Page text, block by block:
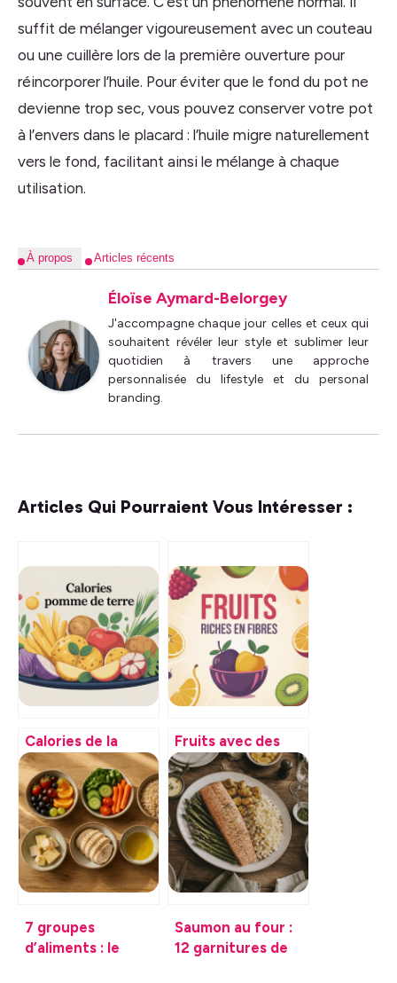
suffit de mélanger vigoureusement avec un couteau
ou une cuillère lors de la première ouverture pour
réincorporer l’huile. Pour éviter que le fond du pot ne
devienne trop sec, vous pouvez conserver votre pot
à l’envers dans le placard : l’huile migre naturellement
vers le fond, facilitant ainsi le mélange à chaque
utilisation.
À propos Articles récents
Éloïse Aymard-Belorgey
J'accompagne chaque jour celles et ceux qui
souhaitent révéler leur style et sublimer leur
quotidien à travers une approche
personnalisée du lifestyle et du personal
branding.
Articles Qui Pourraient Vous Intéresser :
Calories de la
pomme de terre :
valeurs, cuisson,
bienfaits et
vigilance
Fruits avec des
fibres
alimentaires :
lesquels privilégier
et pourquoi
7 groupes
d’aliments : le
Saumon au four :
12 garnitures de